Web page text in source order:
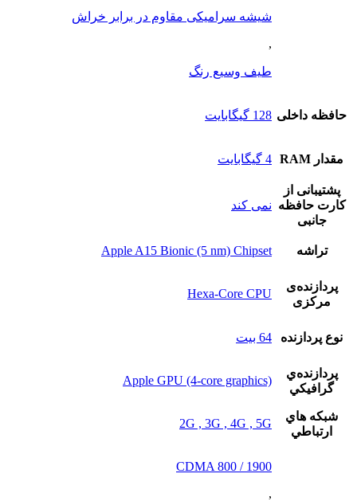
شیشه سرامیکی مقاوم در برابر خراش
,
طیف وسیع رنگ
حافظه داخلی 128 گيگابايت
مقدار RAM 4 گيگابايت
پشتيبانی از
کارت حافظه
جانبی
نمی کند
تراشه Apple A15 Bionic (5 nm) Chipset
پردازنده‌ی
مرکزی
Hexa-Core CPU
نوع پردازنده 64 بيت
پردازنده‌ي
گرافيکي
Apple GPU (4-core graphics)
شبکه هاي
ارتباطي
2G , 3G , 4G , 5G
CDMA 800 / 1900
,